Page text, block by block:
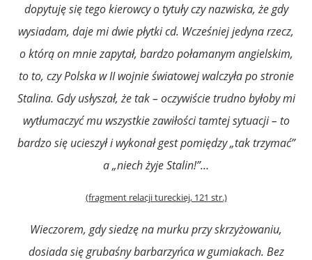
dopytuję się tego kierowcy o tytuły czy nazwiska, że gdy
wysiadam, daje mi dwie płytki cd. Wcześniej jedyna rzecz,
o którą on mnie zapytał, bardzo połamanym angielskim,
to to, czy Polska w II wojnie światowej walczyła po stronie
Stalina. Gdy usłyszał, że tak – oczywiście trudno byłoby mi
wytłumaczyć mu wszystkie zawiłości tamtej sytuacji – to
bardzo się ucieszył i wykonał gest pomiędzy „tak trzymać”
a „niech żyje Stalin!”…
(fragment relacji tureckiej, 121 str.)
Wieczorem, gdy siedzę na murku przy skrzyżowaniu,
dosiada się grubaśny barbarzyńca w gumiakach. Bez